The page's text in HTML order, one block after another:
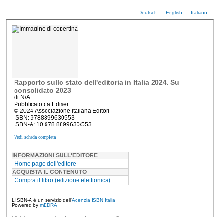
Deutsch English Italiano
Rapporto sullo stato dell'editoria in Italia 2024. Su
consolidato 2023
di N/A
Pubblicato da Ediser
© 2024 Associazione Italiana Editori
ISBN: 9788899630553
ISBN-A: 10.978.8899630/553
Vedi scheda completa
INFORMAZIONI SULL'EDITORE
Home page dell'editore
ACQUISTA IL CONTENUTO
Compra il libro (edizione elettronica)
L'ISBN-A è un servizio dell'Agenzia ISBN Italia
Powered by mEDRA